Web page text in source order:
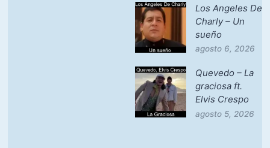
Los Angeles De
Charly – Un
sueño
agosto 6, 2026
Quevedo – La
graciosa ft.
Elvis Crespo
agosto 5, 2026